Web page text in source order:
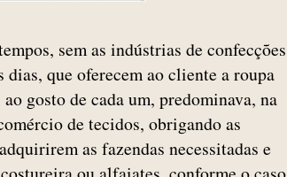
sem as indústrias de confecções
dias, que oferecem ao cliente a roupa
gosto de cada um, predominava, na
de tecidos, obrigando as
as fazendas necessitadas e